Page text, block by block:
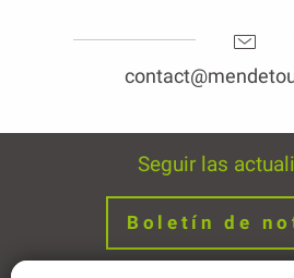
Seguir las
Boletín de